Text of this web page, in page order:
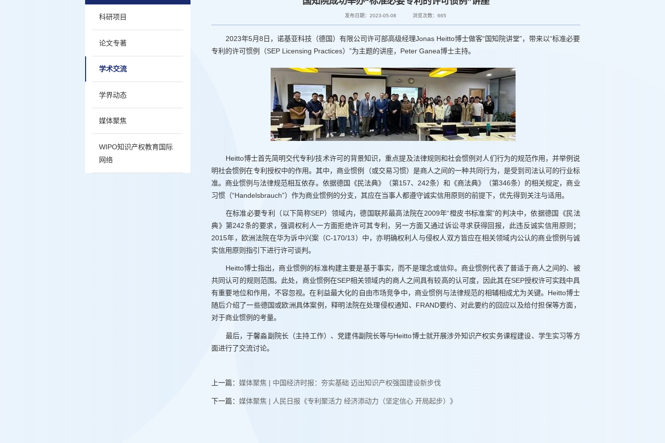
科研项目
论文专著
学术交流
学界动态
媒体聚焦
WIPO知识产权教育国际
网络
发布日期：2023-05-08 浏览次数：665
2023年5月8日，诺基亚科技（德国）有限公司许可部高级经理Jonas Heitto博士做客“国知院讲堂”，带来以“标准必要
专利的许可惯例（SEP Licensing Practices）”为主题的讲座，Peter Ganea博士主持。
Heitto博士首先简明交代专利/技术许可的背景知识，重点提及法律规则和社会惯例对人们行为的规范作用，并举例说
明社会惯例在专利授权中的作用。其中，商业惯例（或交易习惯）是商人之间的一种共同行为，是受到司法认可的行业标
准。商业惯例与法律规范相互依存。依据德国《民法典》（第157、242条）和《商法典》（第346条）的相关规定，商业
习惯（“Handelsbrauch”）作为商业惯例的分支，其应在当事人都遵守诚实信用原则的前提下，优先得到关注与适用。
在标准必要专利（以下简称SEP）领域内，德国联邦最高法院在2009年“橙皮书标准案”的判决中，依据德国《民法
典》第242条的要求，强调权利人一方面拒绝许可其专利，另一方面又通过诉讼寻求获得回报，此违反诚实信用原则；
2015年，欧洲法院在华为诉中兴案（C-170/13）中，亦明确权利人与侵权人双方皆应在相关领域内公认的商业惯例与诚
实信用原则指引下进行许可谈判。
Heitto博士指出，商业惯例的标准构建主要是基于事实，而不是理念或信仰。商业惯例代表了普适于商人之间的、被
共同认可的规则范围。此处，商业惯例在SEP相关领域内的商人之间具有较高的认可度，因此其在SEP授权许可实践中具
有重要地位和作用，不容忽视。在利益最大化的自由市场竞争中，商业惯例与法律规范的相辅相成尤为关键。Heitto博士
随后介绍了一些德国或欧洲具体案例，释明法院在处理侵权通知、FRAND要约、对此要约的回应以及给付担保等方面，
对于商业惯例的考量。
最后，于馨淼副院长（主持工作）、党建伟副院长等与Heitto博士就开展涉外知识产权实务课程建设、学生实习等方
面进行了交流讨论。
上一篇：媒体聚焦 | 中国经济时报：夯实基础 迈出知识产权强国建设新步伐
下一篇：媒体聚焦 | 人民日报《专利聚活力 经济添动力（坚定信心 开局起步）》